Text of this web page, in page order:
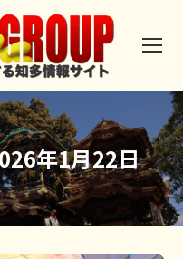
年1月22日